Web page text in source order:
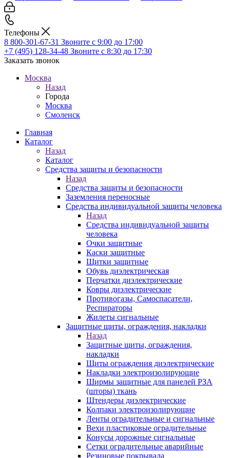
Телефоны
8 800-301-67-31 Звоните с 9:00 до 17:00
+7 (495) 128-34-48 Звоните с 8:30 до 17:30
Заказать звонок
Москва
Назад
Города
Москва
Смоленск
Главная
Каталог
Назад
Каталог
Средства защиты и безопасности
Назад
Средства защиты и безопасности
Заземления переносные
Средства индивидуальной защиты человека
Назад
Средства индивидуальной защиты
человека
Очки защитные
Каски защитные
Щитки защитные
Обувь диэлектрическая
Перчатки диэлектрические
Ковры диэлектрические
Противогазы, Самоспасатели,
Респираторы
Жилеты сигнальные
Защитные щиты, ограждения, накладки
Назад
Защитные щиты, ограждения,
накладки
Щиты ограждения диэлектрические
Накладки электроизолирующие
Ширмы защитные для панелей РЗА
(шторы) ткань
Штендеры диэлектрические
Колпаки электроизолирующие
Ленты оградительные и сигнальные
Вехи пластиковые оградительные
Конусы дорожные сигнальные
Сетки оградительные аварийные
Резиновые покрывала